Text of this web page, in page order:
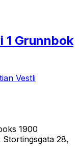
1 Grunnbok
Vestli
1900
28,